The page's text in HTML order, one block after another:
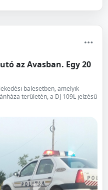
az Avasban. Egy 20
balesetben, amelyik
területén, a DJ 109L jelzésű